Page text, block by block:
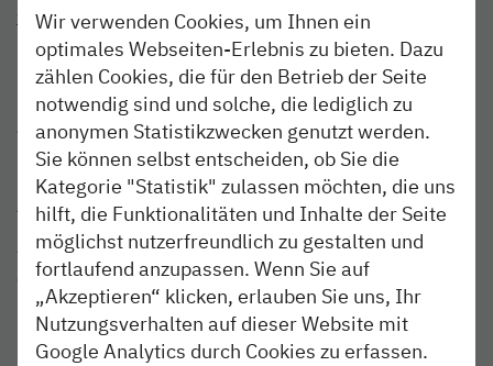
www.restaurant-zur-alten-muehle.de
(04124) 1807
Am Hafen 54
25348 Glückstadt
Anreise
Mit der nordbahn bequem zur Haltestelle Glückstadt
fahren. Vom Bahnhof zum Hafen kommst du zu Fuß in
einer knappen Viertelstunde.
Fotonachweis: © GDM Kautz
Wir verwenden Cookies, um Ihnen ein
optimales Webseiten-Erlebnis zu bieten. Dazu
zählen Cookies, die für den Betrieb der Seite
notwendig sind und solche, die lediglich zu
anonymen Statistikzwecken genutzt werden.
Sie können selbst entscheiden, ob Sie die
Kategorie "Statistik" zulassen möchten, die uns
hilft, die Funktionalitäten und Inhalte der Seite
möglichst nutzerfreundlich zu gestalten und
fortlaufend anzupassen. Wenn Sie auf
„Akzeptieren“ klicken, erlauben Sie uns, Ihr
Nutzungsverhalten auf dieser Website mit
Google Analytics durch Cookies zu erfassen.